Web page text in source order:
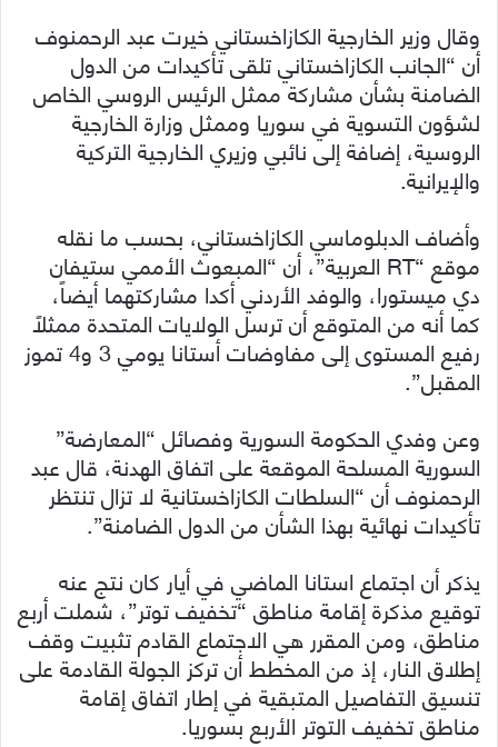
وقال وزير الخارجية الكازاخستاني خيرت عبد الرحمنوف
أن “الجانب الكازاخستاني تلقى تأكيدات من الدول
الضامنة بشأن مشاركة ممثل الرئيس الروسي الخاص
لشؤون التسوية في سوريا وممثل وزارة الخارجية
الروسية، إضافة إلى نائبي وزيري الخارجية التركية
والإيرانية.
وأضاف الدبلوماسي الكازاخستاني، بحسب ما نقله
موقع “RT العربية”، أن “المبعوث الأممي ستيفان
دي ميستورا، والوفد الأردني أكدا مشاركتهما أيضاً،
كما أنه من المتوقع أن ترسل الولايات المتحدة ممثلاً
رفيع المستوى إلى مفاوضات أستانا يومي 3 و4 تموز
المقبل”.
وعن وفدي الحكومة السورية وفصائل “المعارضة”
السورية المسلحة الموقعة على اتفاق الهدنة، قال عبد
الرحمنوف أن “السلطات الكازاخستانية لا تزال تنتظر
تأكيدات نهائية بهذا الشأن من الدول الضامنة”.
يذكر أن اجتماع استانا الماضي في أيار كان نتج عنه
توقيع مذكرة إقامة مناطق “تخفيف توتر”، شملت أربع
مناطق، ومن المقرر هي الاجتماع القادم تثبيت وقف
إطلاق النار، إذ من المخطط أن تركز الجولة القادمة على
تنسيق التفاصيل المتبقية في إطار اتفاق إقامة
مناطق تخفيف التوتر الأربع بسوريا.